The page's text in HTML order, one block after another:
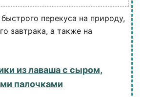
перекуса на природу,
завтрака, а также на
из лаваша с сыром,
палочками